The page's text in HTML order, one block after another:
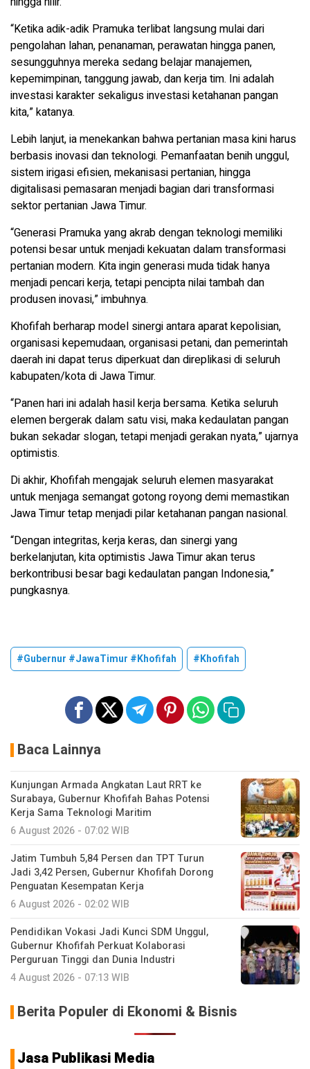
“Ketika adik-adik Pramuka terlibat langsung mulai dari
pengolahan lahan, penanaman, perawatan hingga panen,
sesungguhnya mereka sedang belajar manajemen,
kepemimpinan, tanggung jawab, dan kerja tim. Ini adalah
investasi karakter sekaligus investasi ketahanan pangan
kita,” katanya.
Lebih lanjut, ia menekankan bahwa pertanian masa kini harus
berbasis inovasi dan teknologi. Pemanfaatan benih unggul,
sistem irigasi efisien, mekanisasi pertanian, hingga
digitalisasi pemasaran menjadi bagian dari transformasi
sektor pertanian Jawa Timur.
“Generasi Pramuka yang akrab dengan teknologi memiliki
potensi besar untuk menjadi kekuatan dalam transformasi
pertanian modern. Kita ingin generasi muda tidak hanya
menjadi pencari kerja, tetapi pencipta nilai tambah dan
produsen inovasi,” imbuhnya.
Khofifah berharap model sinergi antara aparat kepolisian,
organisasi kepemudaan, organisasi petani, dan pemerintah
daerah ini dapat terus diperkuat dan direplikasi di seluruh
kabupaten/kota di Jawa Timur.
“Panen hari ini adalah hasil kerja bersama. Ketika seluruh
elemen bergerak dalam satu visi, maka kedaulatan pangan
bukan sekadar slogan, tetapi menjadi gerakan nyata,” ujarnya
optimistis.
Di akhir, Khofifah mengajak seluruh elemen masyarakat
untuk menjaga semangat gotong royong demi memastikan
Jawa Timur tetap menjadi pilar ketahanan pangan nasional.
“Dengan integritas, kerja keras, dan sinergi yang
berkelanjutan, kita optimistis Jawa Timur akan terus
berkontribusi besar bagi kedaulatan pangan Indonesia,”
pungkasnya.
#Gubernur #JawaTimur #Khofifah #Khofifah
Baca Lainnya
Kunjungan Armada Angkatan Laut RRT ke
Surabaya, Gubernur Khofifah Bahas Potensi
Kerja Sama Teknologi Maritim
6 August 2026 - 07:02 WIB
Jatim Tumbuh 5,84 Persen dan TPT Turun
Jadi 3,42 Persen, Gubernur Khofifah Dorong
Penguatan Kesempatan Kerja
6 August 2026 - 02:02 WIB
Pendidikan Vokasi Jadi Kunci SDM Unggul,
Gubernur Khofifah Perkuat Kolaborasi
Perguruan Tinggi dan Dunia Industri
4 August 2026 - 07:13 WIB
Berita Populer di Ekonomi & Bisnis
Jasa Publikasi Media